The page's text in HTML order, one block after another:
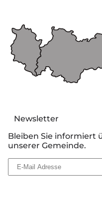
Newsletter
Bleiben Sie informiert
unserer Gemeinde.